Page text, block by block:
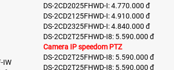
IW
DS-2CD2025FHWD-I: 4.770.000 đ
DS-2CD2125FHWD-I: 4.910.000 đ
DS-2CD2325FHWD-I: 4.840.000 đ
DS-2CD2T25FHWD-I8: 5.590.000 đ
Camera IP speedom PTZ
DS-2CD2T25FHWD-I8: 5.590.000 đ
DS-2CD2T25FHWD-I8: 5.590.000 đ